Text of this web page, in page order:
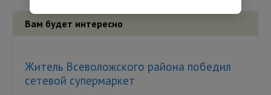
Вам будет интересно
Житель Всеволожского района победил
сетевой супермаркет